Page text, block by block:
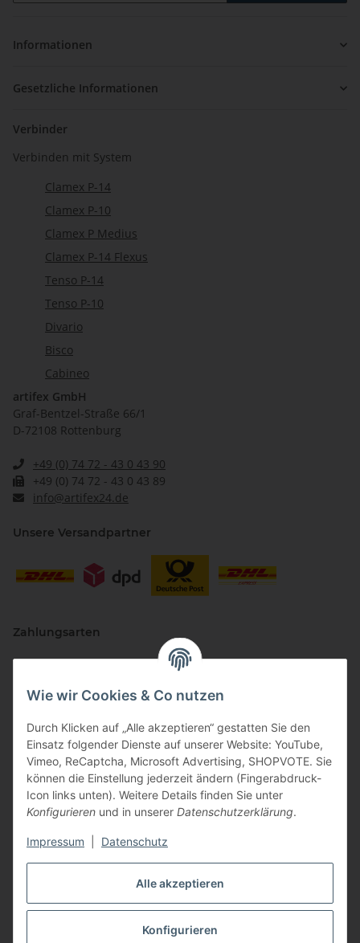
Alle akzeptieren
Konfigurieren
Wie wir Cookies & Co nutzen
Durch Klicken auf „Alle akzeptieren“ gestatten Sie den
Einsatz folgender Dienste auf unserer Website: YouTube,
Vimeo, ReCaptcha, Microsoft Advertising, SHOPVOTE. Sie
können die Einstellung jederzeit ändern (Fingerabdruck-
Icon links unten). Weitere Details finden Sie unter
Konfigurieren und in unserer Datenschutzerklärung.
Impressum Datenschutz
Informationen
Gesetzliche Informationen
Verbinder
Verbinden mit System
Clamex P-14
Clamex P-10
Clamex P Medius
Clamex P-14 Flexus
Tenso P-14
Tenso P-10
Divario
Bisco
Cabineo
artifex GmbH
Graf-Bentzel-Straße 66/1
D-72108 Rottenburg
+49 (0) 74 72 - 43 0 43 90
+49 (0) 74 72 - 43 0 43 89
info@artifex24.de
Unsere Versandpartner
Zahlungsarten
Vertriebspartner